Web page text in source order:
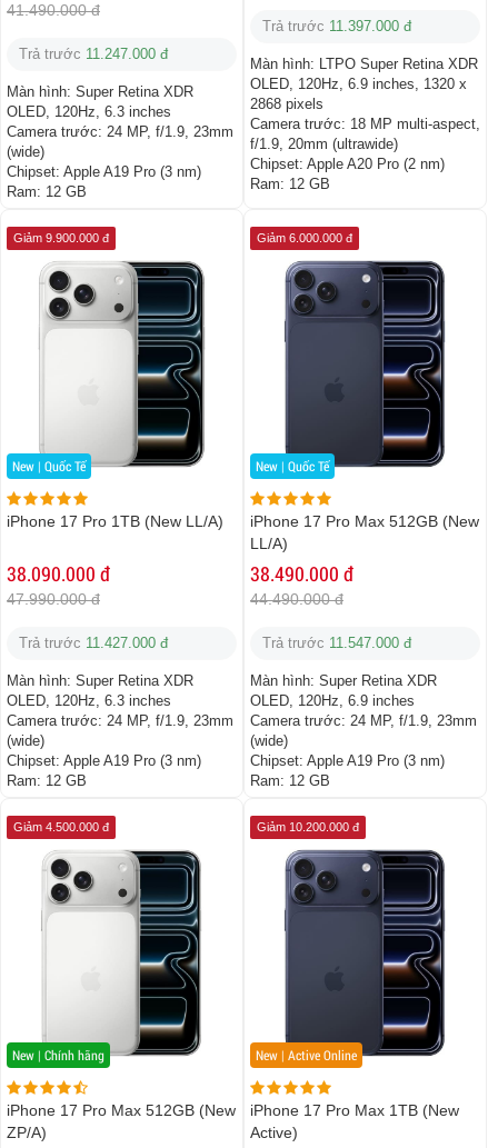
41.490.000 đ
Trả trước 11.247.000 đ
Màn hình: Super Retina XDR
OLED, 120Hz, 6.3 inches
Camera trước: 24 MP, f/1.9, 23mm
(wide)
Chipset: Apple A19 Pro (3 nm)
Ram: 12 GB
Trả trước 11.397.000 đ
Màn hình: LTPO Super Retina XDR
OLED, 120Hz, 6.9 inches, 1320 x
2868 pixels
Camera trước: 18 MP multi-aspect,
f/1.9, 20mm (ultrawide)
Chipset: Apple A20 Pro (2 nm)
Ram: 12 GB
New | Quốc Tế
Giảm 9.900.000 đ
iPhone 17 Pro 1TB (New LL/A)
38.090.000 đ
47.990.000 đ
Trả trước 11.427.000 đ
Màn hình: Super Retina XDR
OLED, 120Hz, 6.3 inches
Camera trước: 24 MP, f/1.9, 23mm
(wide)
Chipset: Apple A19 Pro (3 nm)
Ram: 12 GB
New | Quốc Tế
Giảm 6.000.000 đ
iPhone 17 Pro Max 512GB (New
LL/A)
38.490.000 đ
44.490.000 đ
Trả trước 11.547.000 đ
Màn hình: Super Retina XDR
OLED, 120Hz, 6.9 inches
Camera trước: 24 MP, f/1.9, 23mm
(wide)
Chipset: Apple A19 Pro (3 nm)
Ram: 12 GB
New | Chính hãng
Giảm 4.500.000 đ
iPhone 17 Pro Max 512GB (New
ZP/A)
New | Active Online
Giảm 10.200.000 đ
iPhone 17 Pro Max 1TB (New
Active)